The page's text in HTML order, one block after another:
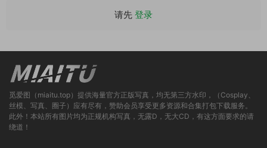
请先 登录
觅爱图（miaitu.top）提供海量官方正版写真，均无第三方水印，（Cosplay、
丝模、写真、圈子）应有尽有，赞助会员享受更多资源和合集打包下载服务。
此外！本站所有图片均为正规机构写真，无露D，无大CD，有这方面要求的请
绕道！